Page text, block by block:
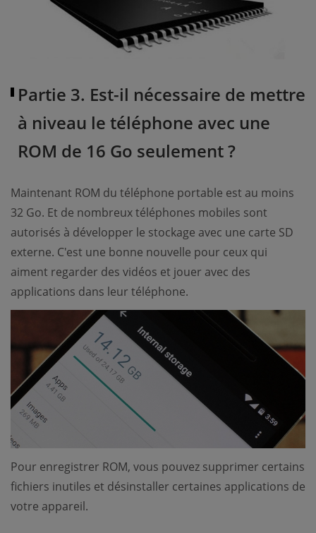
Partie 3. Est-il nécessaire de mettre
à niveau le téléphone avec une
ROM de 16 Go seulement ?
Maintenant ROM du téléphone portable est au moins
32 Go. Et de nombreux téléphones mobiles sont
autorisés à développer le stockage avec une carte SD
externe. C'est une bonne nouvelle pour ceux qui
aiment regarder des vidéos et jouer avec des
applications dans leur téléphone.
Pour enregistrer ROM, vous pouvez supprimer certains
fichiers inutiles et désinstaller certaines applications de
votre appareil.